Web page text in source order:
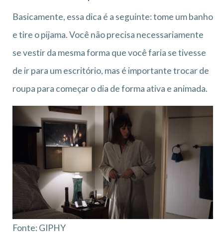
Basicamente, essa dica é a seguinte: tome um banho
e tire o pijama. Você não precisa necessariamente
se vestir da mesma forma que você faria se tivesse
de ir para um escritório, mas é importante trocar de
roupa para começar o dia de forma ativa e animada.
Fonte: GIPHY